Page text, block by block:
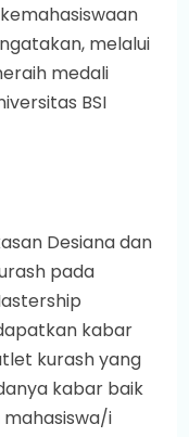
melalui
medali
BSI
Desiana dan
pada
kabar
kurash yang
kabar baik
i